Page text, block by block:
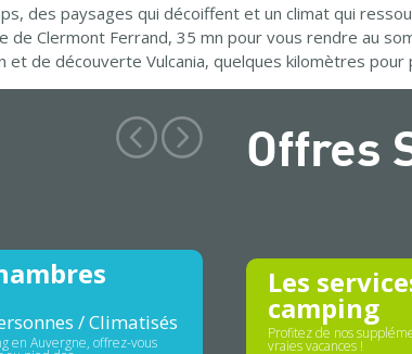
des paysages qui décoiffent et un climat qui
Clermont Ferrand, 35 mn pour vous rendre au
et de découverte Vulcania, quelques kilomètres
/ Climatisés
en Auvergne, offrez-vous
Offres
Les
camping
Profitez de nos
vraies vacances !